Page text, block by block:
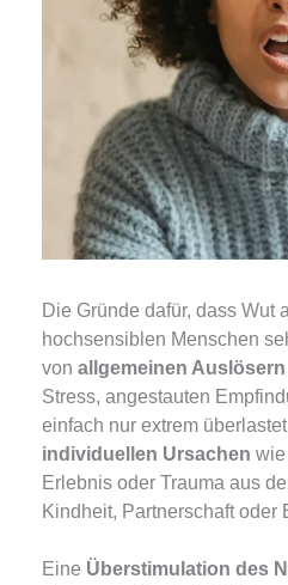
Die Gründe dafür, dass Wut
hochsensiblen Menschen
von allgemeinen Auslösern
Stress, angestauten
einfach nur extrem
individuellen Ursachen
Erlebnis oder Trauma aus
Kindheit, Partnerschaft oder
Eine Überstimulation des